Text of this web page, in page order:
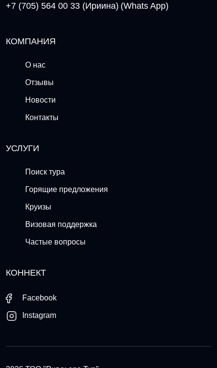
+7 (705) 564 00 33 (Ириина) (Whats App)
КОМПАНИЯ
О нас
Отзывы
Новости
Контакты
УСЛУГИ
Поиск тура
Горящие предложения
Круизы
Визовая поддержка
Частые вопросы
КОННЕКТ
Facebook
Instagram